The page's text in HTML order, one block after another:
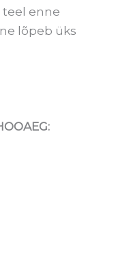
teel enne
lõpeb üks